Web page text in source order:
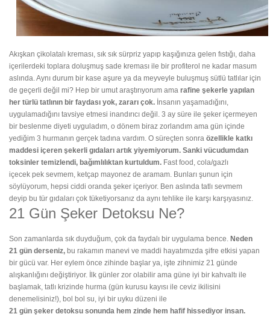
Akışkan çikolatalı kreması, sık sık sürpriz yapıp kaşığınıza gelen fıstığı, daha
içerilerdeki toplara doluşmuş sade kreması ile bir profiterol ne kadar masum
aslında. Aynı durum bir kase aşure ya da meyveyle buluşmuş sütlü tatlılar için
de geçerli değil mi? Hep bir umut araştırıyorum ama rafine şekerle yapılan
her türlü tatlının bir faydası yok, zararı çok. İnsanın yaşamadığını,
uygulamadığını tavsiye etmesi inandırıcı değil. 3 ay süre ile şeker içermeyen
bir beslenme diyeti uyguladım, o dönem biraz zorlandım ama gün içinde
yediğim 3 hurmanın gerçek tadına vardım. O süreçten sonra özellikle katkı
maddesi içeren şekerli gıdaları artık yiyemiyorum. Sanki vücudumdan
toksinler temizlendi, bağımlılıktan kurtuldum. Fast food, cola/gazlı
içecek pek sevmem, ketçap mayonez de aramam. Bunları şunun için
söylüyorum, hepsi ciddi oranda şeker içeriyor. Ben aslında tatlı sevmem
deyip bu tür gıdaları çok tüketiyorsanız da aynı tehlike ile karşı karşıyasınız.
21 Gün Şeker Detoksu Ne?
Son zamanlarda sık duyduğum, çok da faydalı bir uygulama bence. Neden
21 gün derseniz, bu rakamın manevi ve maddi hayatımızda şifre etkisi yapan
bir gücü var. Her eylem önce zihinde başlar ya, işte zihnimiz 21 günde
alışkanlığını değiştiriyor. İlk günler zor olabilir ama güne iyi bir kahvaltı ile
başlamak, tatlı krizinde hurma (gün kurusu kayısı ile ceviz ikilisini
denemelisiniz!), bol bol su, iyi bir uyku düzeni ile
21 gün şeker detoksu sonunda hem zinde hem hafif hissediyor insan.